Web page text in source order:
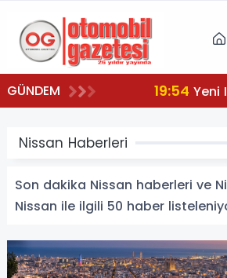
GÜNDEM 19:54 Yeni
Nissan Haberleri
Son dakika Nissan haberleri ve
Nissan ile ilgili 50 haber